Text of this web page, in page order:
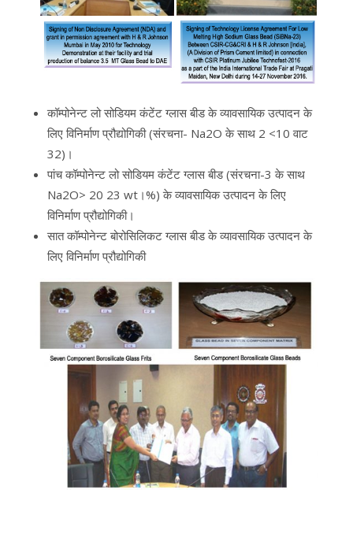
कॉम्पोनेन्ट लो सोडियम कंटेंट ग्लास बीड के व्यावसायिक उत्पादन के
लिए विनिर्माण प्रौद्योगिकी (संरचना- Na2O के साथ 2 <10 वाट
32)।
पांच कॉम्पोनेन्ट लो सोडियम कंटेंट ग्लास बीड (संरचना-3 के साथ
Na2O> 20 23 wt।%) के व्यावसायिक उत्पादन के लिए
विनिर्माण प्रौद्योगिकी।
सात कॉम्पोनेन्ट बोरोसिलिकट ग्लास बीड के व्यावसायिक उत्पादन के
लिए विनिर्माण प्रौद्योगिकी